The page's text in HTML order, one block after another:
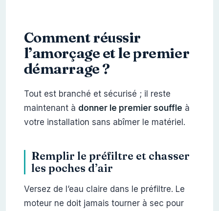
Comment réussir
l’amorçage et le premier
démarrage ?
Tout est branché et sécurisé ; il reste
maintenant à donner le premier souffle à
votre installation sans abîmer le matériel.
Remplir le préfiltre et chasser
les poches d’air
Versez de l’eau claire dans le préfiltre. Le
moteur ne doit jamais tourner à sec pour